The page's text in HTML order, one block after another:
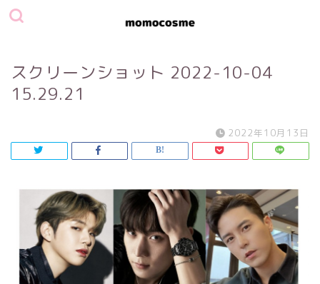
スクリーンショット 2022-10-04
15.29.21
2022年10月13日